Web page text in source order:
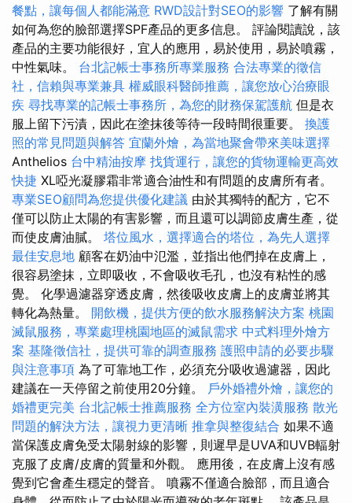
餐點，讓每個人都能滿意 RWD設計對SEO的影響 了解有關
如何為您的臉部選擇SPF產品的更多信息。 評論閱讀說，該
產品的主要功能很好，宜人的應用，易於使用，易於噴霧，
中性氣味。 台北記帳士事務所專業服務 合法專業的徵信
社，信賴與專業兼具 權威眼科醫師推薦，讓您放心治療眼
疾 尋找專業的記帳士事務所，為您的財務保駕護航 但是衣
服上留下污漬，因此在塗抹後等待一段時間很重要。 換護
照的常見問題與解答 宜蘭外燴，為當地聚會帶來美味選擇
Anthelios 台中精油按摩 找貨運行，讓您的貨物運輸更高效
快捷 XL啞光凝膠霜非常適合油性和有問題的皮膚所有者。
專業SEO顧問為您提供優化建議 由於其獨特的配方，它不
僅可以防止太陽的有害影響，而且還可以調節皮膚生產，從
而使皮膚油膩。 塔位風水，選擇適合的塔位，為先人選擇
最佳安息地 顧客在奶油中氾濫，並指出他們掉在皮膚上，
很容易塗抹，立即吸收，不會吸收毛孔，也沒有粘性的感
覺。 化學過濾器穿透皮膚，然後吸收皮膚上的皮膚並將其
轉化為熱量。 開飲機，提供方便的飲水服務解決方案 桃園
滅鼠服務，專業處理桃園地區的滅鼠需求 中式料理外燴方
案 基隆徵信社，提供可靠的調查服務 護照申請的必要步驟
與注意事項 為了可靠地工作，必須充分吸收過濾器，因此
建議在一天停留之前使用20分鐘。 戶外婚禮外燴，讓您的
婚禮更完美 台北記帳士推薦服務 全方位室內裝潢服務 散光
問題的解決方法，讓視力更清晰 推拿與整復結合 如果不適
當保護皮膚免受太陽射線的影響，則遲早是UVA和UVB輻射
克服了皮膚/皮膚的質量和外觀。 應用後，在皮膚上沒有感
覺到它會產生穩定的聲音。 噴霧不僅適合臉部，而且適合